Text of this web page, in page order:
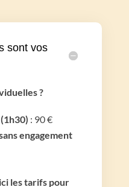
sont vos
?
: 90 €
engagement
les tarifs pour